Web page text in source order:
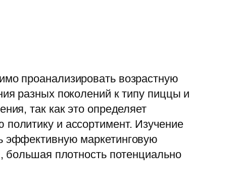
проанализировать возрастную
разных поколений к типу пиццы и
так как это определяет
и ассортимент. Изучение
эффективную маркетинговую
большая плотность потенциально